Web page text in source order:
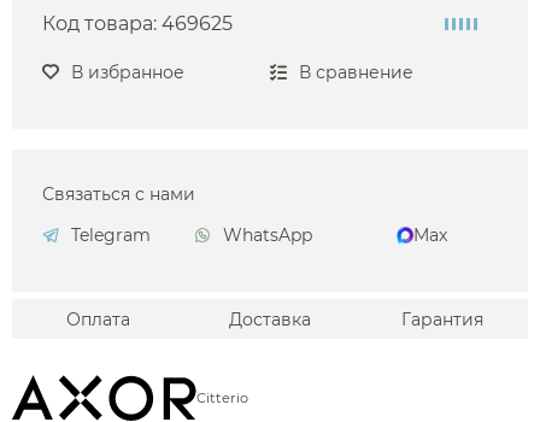
Код товара: 469625
В избранное В сравнение
Связаться с нами
Telegram
WhatsApp Max
Оплата Доставка Гарантия
Citterio